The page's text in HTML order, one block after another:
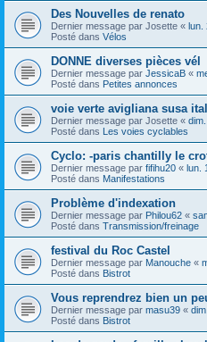
Des Nouvelles de renato
Dernier message par Josette « lun.
Posté dans Vélos
DONNE diverses pièces vél
Dernier message par JessicaB «
Posté dans Petites annonces
voie verte avigliana susa
Dernier message par Josette «
Posté dans Les voies cyclables
Cyclo: -paris chantilly le
Dernier message par fifihu20 « lun.
Posté dans Manifestations
Problème d'indexation
Dernier message par Philou62 «
Posté dans Transmission/freinage
festival du Roc Castel
Dernier message par Manouche «
Posté dans Bistrot
Vous reprendrez bien un
Dernier message par masu39 «
Posté dans Bistrot